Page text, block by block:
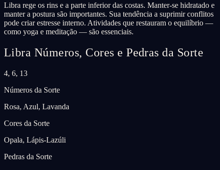
Libra rege os rins e a parte inferior das costas. Manter-se hidratado e
manter a postura são importantes. Sua tendência a suprimir conflitos
pode criar estresse interno. Atividades que restauram o equilíbrio —
como yoga e meditação — são essenciais.
Libra Números, Cores e Pedras da Sorte
4, 6, 13
Números da Sorte
Rosa, Azul, Lavanda
Cores da Sorte
Opala, Lápis-Lazúli
Pedras da Sorte